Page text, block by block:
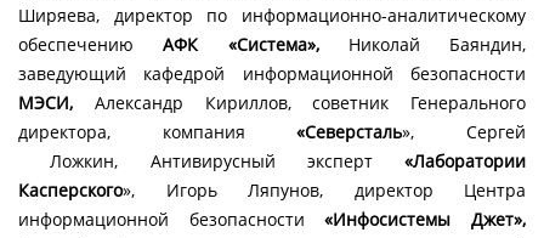
Ширяева, директор по информационно-аналитическому
обеспечениюАФК «Система», Николай Баяндин,
заведующий кафедрой информационной безопасности
МЭСИ, Александр Кириллов, советник Генерального
директора, компания«Северсталь», Сергей
Ложкин, Антивирусный эксперт «Лаборатории
Касперского», Игорь Ляпунов, директор Центра
информационной безопасности«Инфосистемы Джет»,